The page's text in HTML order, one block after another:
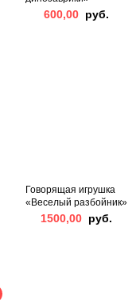
600,00 руб.
Говорящая игрушка
«Веселый разбойник»
1500,00 руб.